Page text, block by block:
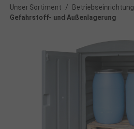
Unser Sortiment / Betriebseinrichtung
Gefahrstoff- und Außenlagerung